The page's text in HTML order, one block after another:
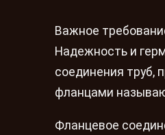
Важное
Надежность и
соединения труб,
фланцами
Фланцевое